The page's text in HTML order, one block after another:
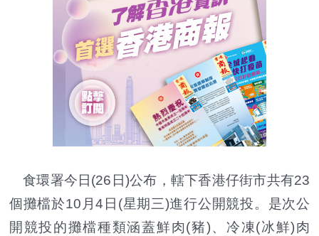
食環署今日(26日)公布，轄下香港仔街市共有23
個攤檔於10月4日(星期三)進行公開競投。是次公
開競投的攤檔種類涵蓋鮮肉(豬)、冷凍(冰鮮)肉